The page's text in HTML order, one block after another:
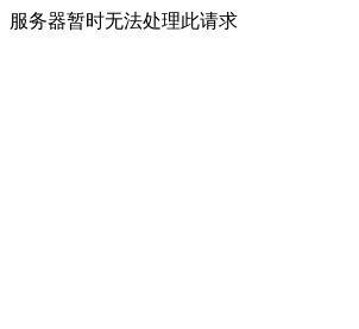
服务器暂时无法处理此请求